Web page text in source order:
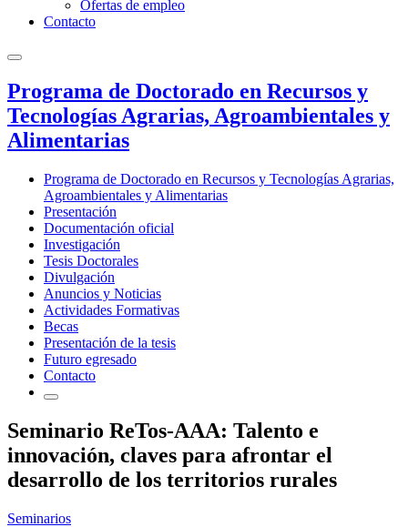
Ofertas de empleo
Contacto
Programa de Doctorado en Recursos y
Tecnologías Agrarias, Agroambientales y
Alimentarias
Programa de Doctorado en Recursos y Tecnologías Agrarias,
Agroambientales y Alimentarias
Presentación
Documentación oficial
Investigación
Tesis Doctorales
Divulgación
Anuncios y Noticias
Actividades Formativas
Becas
Presentación de la tesis
Futuro egresado
Contacto
Seminario ReTos-AAA: Talento e
innovación, claves para afrontar el
desarrollo de los territorios rurales
Seminarios